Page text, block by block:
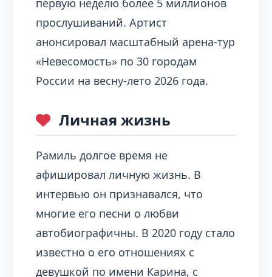
первую неделю более 5 миллионов
прослушиваний. Артист
анонсировал масштабный арена-тур
«Невесомость» по 30 городам
России на весну-лето 2026 года.
Личная жизнь
Рамиль долгое время не
афишировал личную жизнь. В
интервью он признавался, что
многие его песни о любви
автобиографичны. В 2020 году стало
известно о его отношениях с
девушкой по имени Карина, с